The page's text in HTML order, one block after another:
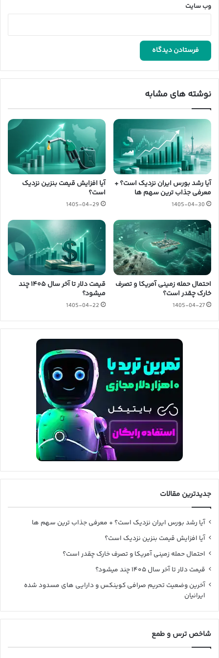
وب‌ سایت
نوشته های مشابه
آیا رشد بورس ایران نزدیک است؟ +
معرفی جذاب ترین سهم ها
1405-04-30
آیا افزایش قیمت بنزین نزدیک
است؟
1405-04-29
احتمال حمله زمینی آمریکا و تصرف
خارک چقدر است؟
1405-04-27
قیمت دلار تا آخر سال ۱۴۰۵ چند
میشود؟
1405-04-22
جدیدترین مقالات
آیا رشد بورس ایران نزدیک است؟ + معرفی جذاب ترین سهم ها
آیا افزایش قیمت بنزین نزدیک است؟
احتمال حمله زمینی آمریکا و تصرف خارک چقدر است؟
قیمت دلار تا آخر سال ۱۴۰۵ چند میشود؟
آخرین وضعیت تحریم صرافی کوینکس و دارایی های مسدود شده
ایرانیان
شاخص ترس و طمع